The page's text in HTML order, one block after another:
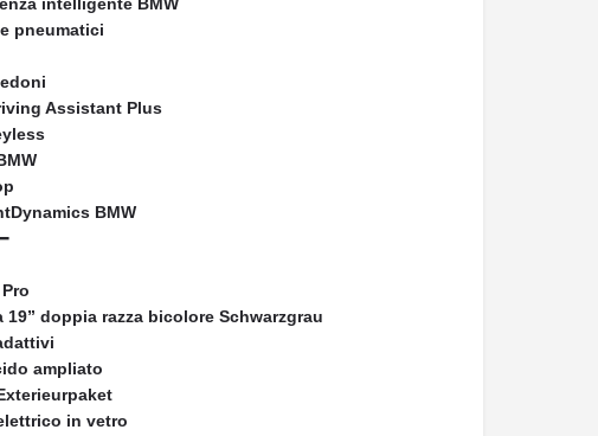
pneumatici
Assistant Plus
BMW
19” doppia razza bicolore Schwarzgrau
ampliato
in vetro